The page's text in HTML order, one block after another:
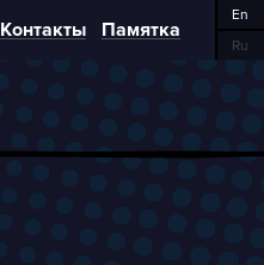
Контакты Памятка
En
Ru